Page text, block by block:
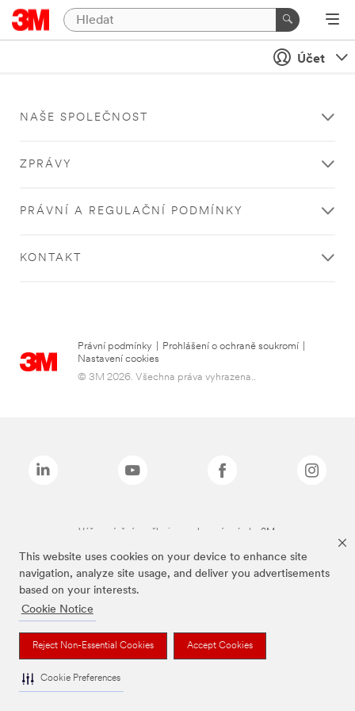
This website uses cookies on your device to enhance site
navigation, analyze site usage, and deliver you advertisements
based on your interests.
Cookie Notice
Reject Non-Essential Cookies Accept Cookies
Cookie Preferences
Účet
NAŠE SPOLEČNOST
ZPRÁVY
PRÁVNÍ A REGULAČNÍ PODMÍNKY
KONTAKT
Právní podmínky Prohlášení o ochraně soukromí
Nastavení cookies
© 3M 2026. Všechna práva vyhrazena..
Výše zmíněné značky jsou ochranné známky 3M.